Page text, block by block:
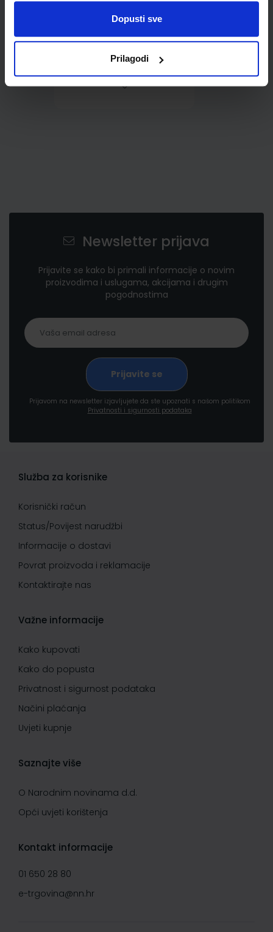
Dopusti sve
Prilagodi
0,85 €
Newsletter prijava
Prijavite se kako bi primali informacije o novim
proizvodima i uslugama, akcijama i drugim
pogodnostima
Prijavom na newsletter izjavljujete da ste upoznati s našom politikom
Privatnosti i sigurnosti podataka
Služba za korisnike
Korisnički račun
Status/Povijest narudžbi
Informacije o dostavi
Povrat proizvoda i reklamacije
Kontaktirajte nas
Važne informacije
Kako kupovati
Kako do popusta
Privatnost i sigurnost podataka
Načini plaćanja
Uvjeti kupnje
Saznajte više
O Narodnim novinama d.d.
Opći uvjeti korištenja
Kontakt informacije
01 650 28 80
e-trgovina@nn.hr